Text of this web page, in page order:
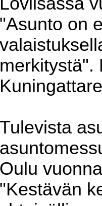
"Asunto on
merkitystä".
Tulevista
Oulu
"Kestävän